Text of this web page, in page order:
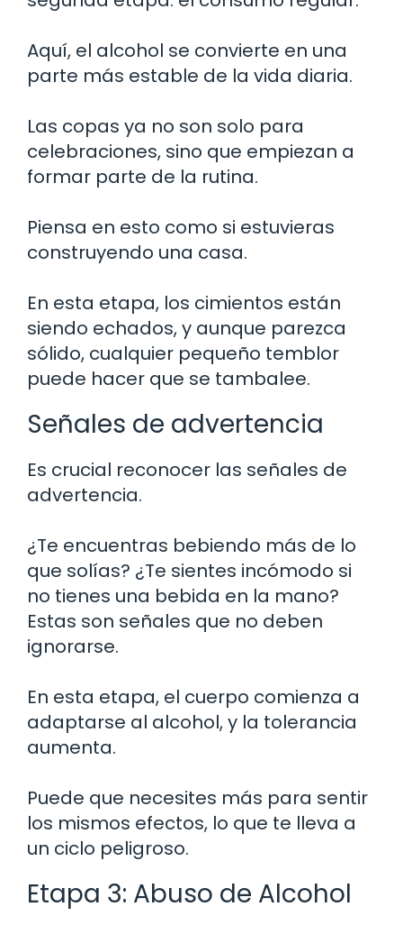
Aquí, el alcohol se convierte en una
parte más estable de la vida diaria.
Las copas ya no son solo para
celebraciones, sino que empiezan a
formar parte de la rutina.
Piensa en esto como si estuvieras
construyendo una casa.
En esta etapa, los cimientos están
siendo echados, y aunque parezca
sólido, cualquier pequeño temblor
puede hacer que se tambalee.
Señales de advertencia
Es crucial reconocer las señales de
advertencia.
¿Te encuentras bebiendo más de lo
que solías? ¿Te sientes incómodo si
no tienes una bebida en la mano?
Estas son señales que no deben
ignorarse.
En esta etapa, el cuerpo comienza a
adaptarse al alcohol, y la tolerancia
aumenta.
Puede que necesites más para sentir
los mismos efectos, lo que te lleva a
un ciclo peligroso.
Etapa 3: Abuso de Alcohol